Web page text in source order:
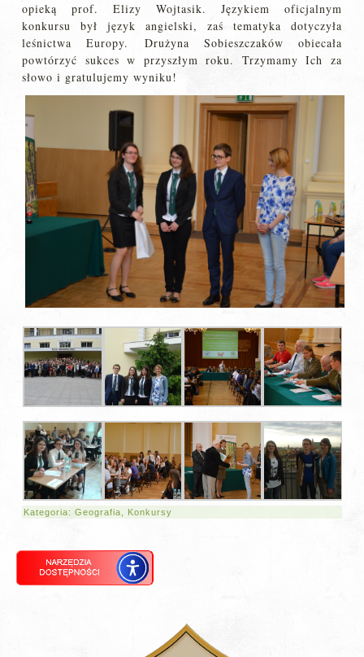
opieką prof. Elizy Wojtasik. Językiem oficjalnym
konkursu był język angielski, zaś tematyka dotyczyła
leśnictwa Europy. Drużyna Sobieszczaków obiecała
powtórzyć sukces w przyszłym roku. Trzymamy Ich za
słowo i gratulujemy wyniku!
Kategoria:Geografia Konkursy